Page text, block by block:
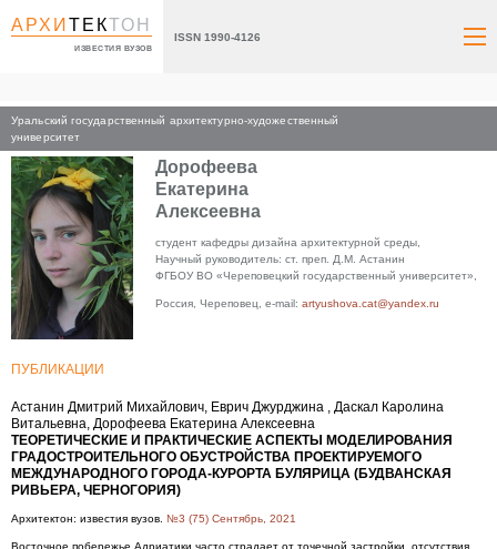
АРХИТЕКТОН
ИЗВЕСТИЯ ВУЗОВ
ISSN 1990-4126
Уральский государственный архитектурно-художественный
университет
Главная
Дорофеева
Екатерина
Алексеевна
студент кафедры дизайна архитектурной среды,
Научный руководитель: ст. преп. Д.М. Астанин
ФГБОУ ВО «Череповецкий государственный университет»,
Россия, Череповец, e-mail: artyushova.cat@yandex.ru
ПУБЛИКАЦИИ
Астанин Дмитрий Михайлович, Еврич Джурджина , Даскал Каролина
Витальевна, Дорофеева Екатерина Алексеевна
ТЕОРЕТИЧЕСКИЕ И ПРАКТИЧЕСКИЕ АСПЕКТЫ МОДЕЛИРОВАНИЯ
ГРАДОСТРОИТЕЛЬНОГО ОБУСТРОЙСТВА ПРОЕКТИРУЕМОГО
МЕЖДУНАРОДНОГО ГОРОДА-КУРОРТА БУЛЯРИЦА (БУДВАНСКАЯ
РИВЬЕРА, ЧЕРНОГОРИЯ)
Архитектон: известия вузов. №3 (75) Сентябрь, 2021
Восточное побережье Адриатики часто страдает от точечной застройки, отсутствия